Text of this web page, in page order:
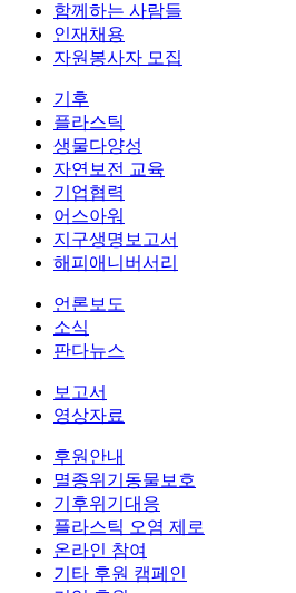
함께하는 사람들
인재채용
자원봉사자 모집
기후
플라스틱
생물다양성
자연보전 교육
기업협력
어스아워
지구생명보고서
해피애니버서리
언론보도
소식
판다뉴스
보고서
영상자료
후원안내
멸종위기동물보호
기후위기대응
플라스틱 오염 제로
온라인 참여
기타 후원 캠페인